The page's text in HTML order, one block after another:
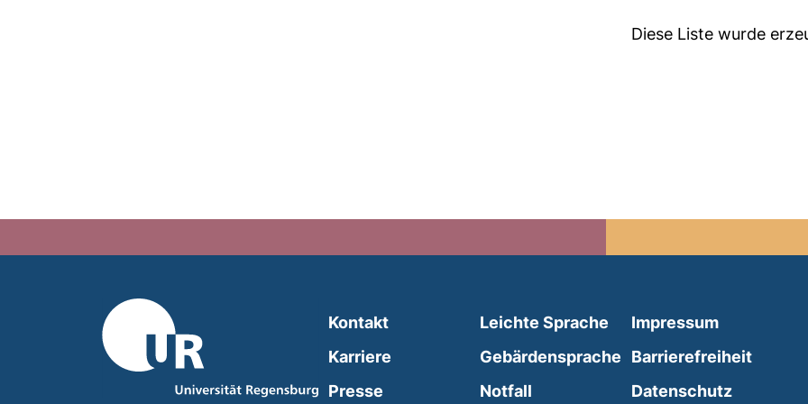
Diese Liste wurde
Kontakt
Karriere
Presse
Leichte Sprache (external link, opens in a
Gebärdensprache (external link, opens in
Notfall (external link, opens in a new
Impressum
Barrierefreiheit
Datenschutz